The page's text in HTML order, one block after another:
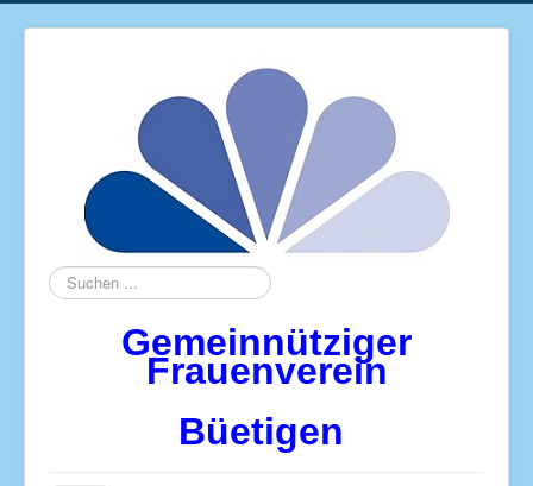
Suchen
...
Gemeinnütziger
Frauenverein
Büetigen